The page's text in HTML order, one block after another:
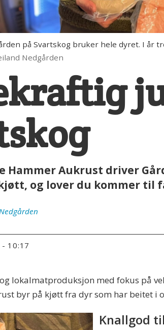
på Svartskog bruker hele dyret. I
Nedgården
Hammer Aukrust driver
og lover du kommer til
- 10:17
lokalmatproduksjon med fokus på
byr på kjøtt fra dyr som har beitet i
Knallgod